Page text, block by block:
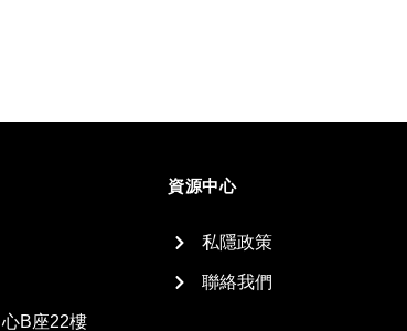
B座22樓
資源中心
私隱政策
聯絡我們